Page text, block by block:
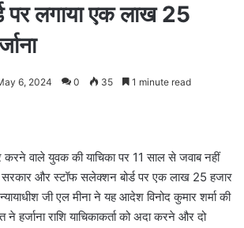
पर लगाया एक लाख 25
6, 2024 0 35 1 minute read
वाले युवक की याचिका पर 11 साल से जवाब नहीं
सरकार और स्टॉफ सलेक्शन बोर्ड पर एक लाख 25 हजार
जी एल मीना ने यह आदेश विनोद कुमार शर्मा की
ने हर्जाना राशि याचिकाकर्ता को अदा करने और दो